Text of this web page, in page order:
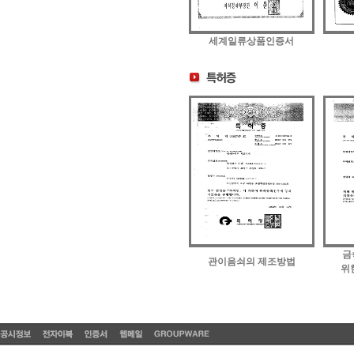
세계일류상품인증서
관이음쇠의 제조방법
금
위